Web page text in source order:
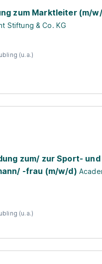
zum Marktleiter (m/
Stiftung & Co. KG
(u.a.)
zum/ zur Sport- und
-frau (m/w/d)
(u.a.)